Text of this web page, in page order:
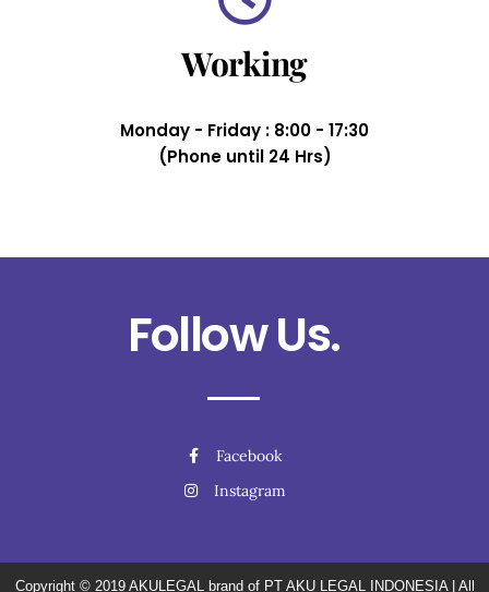
Working
Monday - Friday : 8:00 - 17:30
(Phone until 24 Hrs)
Follow Us.
Facebook
Instagram
Copyright © 2019 AKULEGAL brand of PT AKU LEGAL INDONESIA| All